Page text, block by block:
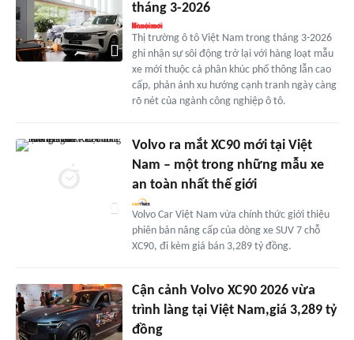
tháng 3-2026
Thị trường ô tô Việt Nam trong tháng 3-2026
ghi nhận sự sôi động trở lại với hàng loạt mẫu
xe mới thuộc cả phân khúc phổ thông lẫn cao
cấp, phản ánh xu hướng cạnh tranh ngày càng
rõ nét của ngành công nghiệp ô tô.
Volvo ra mắt XC90 mới tại Việt
Nam – một trong những mẫu xe
an toàn nhất thế giới
Volvo Car Việt Nam vừa chính thức giới thiệu
phiên bản nâng cấp của dòng xe SUV 7 chỗ
XC90, đi kèm giá bán 3,289 tỷ đồng.
Cận cảnh Volvo XC90 2026 vừa
trình làng tại Việt Nam,giá 3,289 tỷ
đồng